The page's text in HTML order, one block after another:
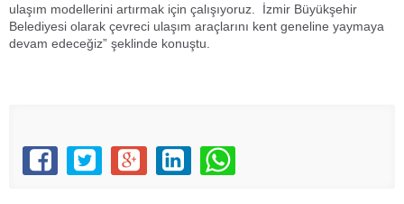
ulaşım modellerini artırmak için çalışıyoruz. İzmir Büyükşehir
Belediyesi olarak çevreci ulaşım araçlarını kent geneline yaymaya
devam edeceğiz” şeklinde konuştu.